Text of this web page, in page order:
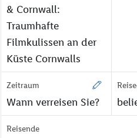
& Cornwall:
Traumhafte
Filmkulissen an der
Küste Cornwalls
Zeitraum
Wann verreisen Sie?
Reisende